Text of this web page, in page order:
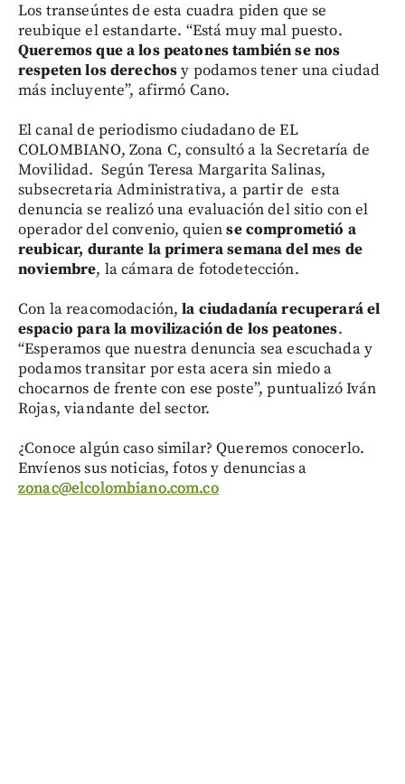
Los transeúntes de esta cuadra piden que se
reubique el estandarte. “Está muy mal puesto.
Queremos que a los peatones también se nos
respeten los derechosy podamos tener una ciudad
más incluyente”, afirmó Cano.
El canal de periodismo ciudadano de EL
COLOMBIANO, Zona C, consultó a la Secretaría de
Movilidad. Según Teresa Margarita Salinas,
subsecretaria Administrativa, a partir de esta
denuncia se realizó una evaluación del sitio con el
operador del convenio, quiense comprometió a
reubicar, durante la primera semana del mes de
noviembre, la cámara de fotodetección.
Con la reacomodación, la ciudadanía recuperará el
espacio para la movilización de los peatones.
“Esperamos que nuestra denuncia sea escuchada y
podamos transitar por esta acera sin miedo a
chocarnos de frente con ese poste”, puntualizó Iván
Rojas, viandante del sector.
¿Conoce algún caso similar? Queremos conocerlo.
Envíenos sus noticias, fotos y denuncias a
zonac@elcolombiano.com.co